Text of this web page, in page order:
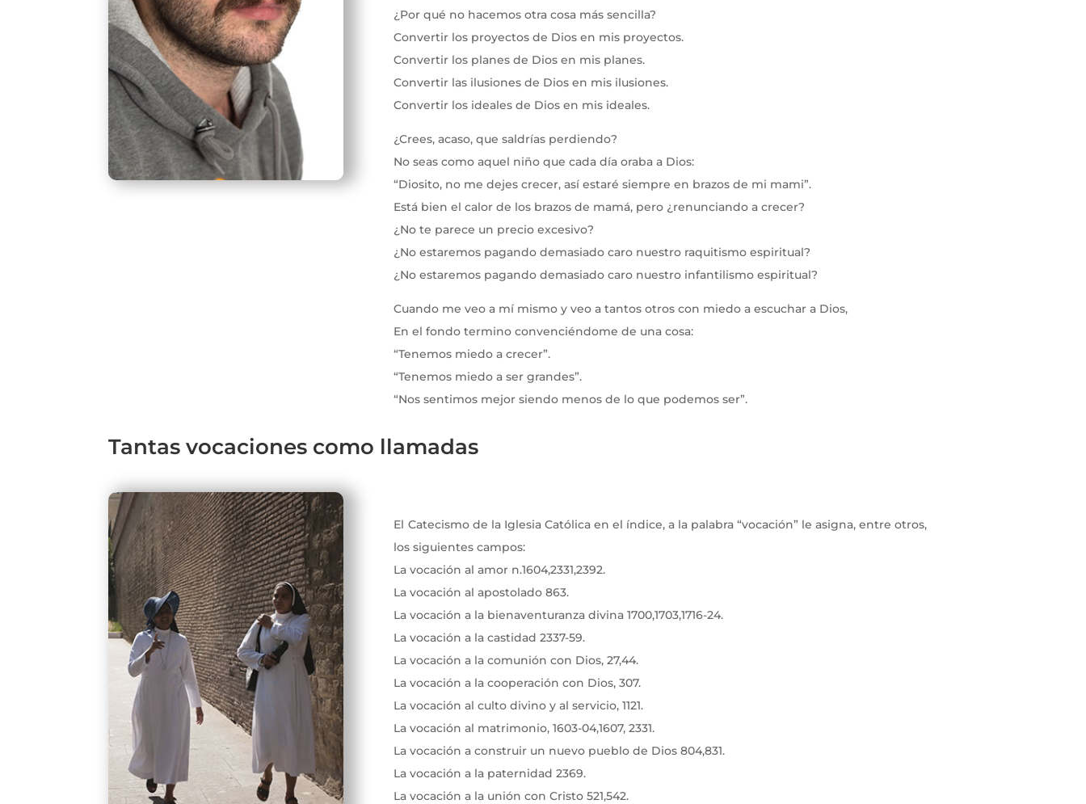
¿Por qué no hacemos otra cosa más sencilla?
Convertir los proyectos de Dios en mis proyectos.
Convertir los planes de Dios en mis planes.
Convertir las ilusiones de Dios en mis ilusiones.
Convertir los ideales de Dios en mis ideales.
¿Crees, acaso, que saldrías perdiendo?
No seas como aquel niño que cada día oraba a Dios:
“Diosito, no me dejes crecer, así estaré siempre en brazos de mi mami”.
Está bien el calor de los brazos de mamá, pero ¿renunciando a crecer?
¿No te parece un precio excesivo?
¿No estaremos pagando demasiado caro nuestro raquitismo espiritual?
¿No estaremos pagando demasiado caro nuestro infantilismo espiritual?
Cuando me veo a mí mismo y veo a tantos otros con miedo a escuchar a Dios,
En el fondo termino convenciéndome de una cosa:
“Tenemos miedo a crecer”.
“Tenemos miedo a ser grandes”.
“Nos sentimos mejor siendo menos de lo que podemos ser”.
Tantas vocaciones como llamadas
El Catecismo de la Iglesia Católica en el índice, a la palabra “vocación” le asigna, entre otros,
los siguientes campos:
La vocación al amor n.1604,2331,2392.
La vocación al apostolado 863.
La vocación a la bienaventuranza divina 1700,1703,1716-24.
La vocación a la castidad 2337-59.
La vocación a la comunión con Dios, 27,44.
La vocación a la cooperación con Dios, 307.
La vocación al culto divino y al servicio, 1121.
La vocación al matrimonio, 1603-04,1607, 2331.
La vocación a construir un nuevo pueblo de Dios 804,831.
La vocación a la paternidad 2369.
La vocación a la unión con Cristo 521,542.